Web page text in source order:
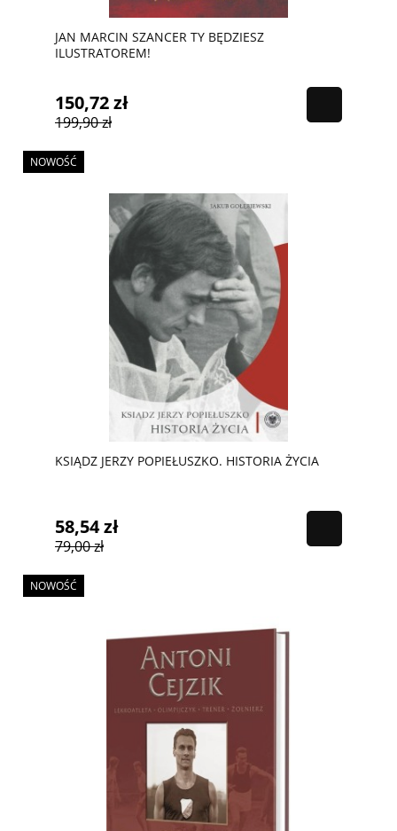
JAN MARCIN SZANCER TY BĘDZIESZ
ILUSTRATOREM!
150,72 zł
199,90 zł
KSIĄDZ JERZY POPIEŁUSZKO. HISTORIA ŻYCIA
58,54 zł
79,00 zł
NOWOŚĆ
NOWOŚĆ